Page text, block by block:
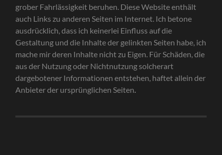
grober Fahrlässigkeit beruhen. Diese Website enthält
auch Links zu anderen Seiten im Internet. Ich betone
ausdrücklich, dass ich keinerlei Einfluss auf die
Gestaltung und die Inhalte der gelinkten Seiten habe, ich
mache mir deren Inhalte nicht zu Eigen. Für Schäden, die
aus der Nutzung oder Nichtnutzung solcherart
dargebotener Informationen entstehen, haftet allein der
Anbieter der ursprünglichen Seiten